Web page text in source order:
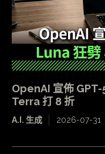
OpenAI 宣佈 GPT-
Terra 打 8 折
A.I. 生成 2026-07-31